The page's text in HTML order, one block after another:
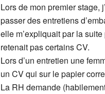
Lors de mon premier stage,
passer des entretiens
elle m’expliquait par la
retenait pas certains CV.
Lors d’un entretien une
un CV qui sur le papier
La RH demande